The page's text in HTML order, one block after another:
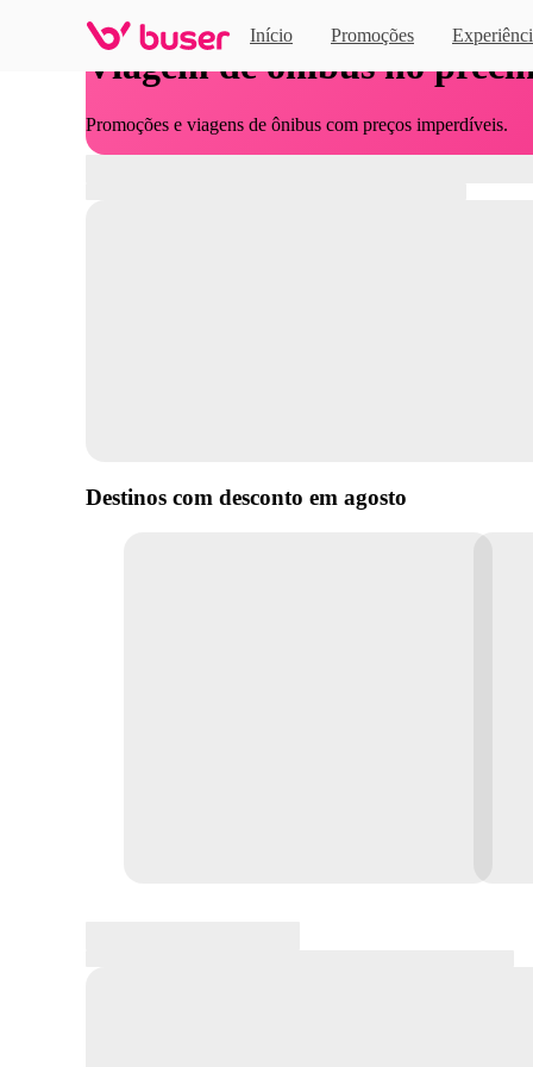
Início Promoções
Viagem de ônibus no
Promoções e viagens de ônibus com preços imperdíveis.
Destinos com desconto em agosto